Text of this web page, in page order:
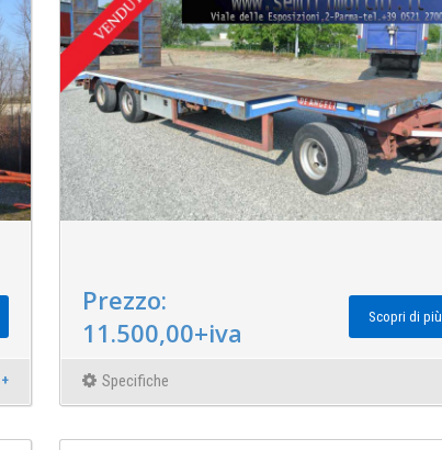
Prezzo:
11.500,00+iva
Scopri di più
Specifiche